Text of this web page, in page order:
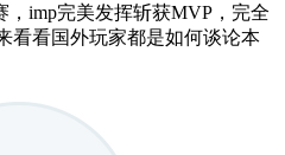
imp完美发挥斩获MVP，完全
看看国外玩家都是如何谈论本